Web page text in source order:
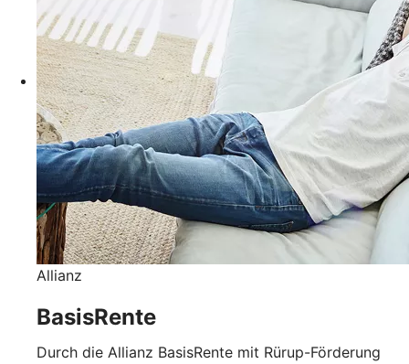
Allianz
BasisRente
Durch die Allianz BasisRente mit Rürup-Förderung